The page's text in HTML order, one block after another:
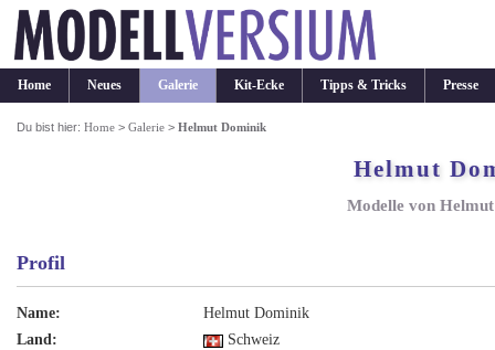
Home Neues Galerie Kit-Ecke Tipps & Tricks Presse
Du bist hier:Home >Galerie >Helmut Dominik
Helmut
Modelle von
Profil
Name:
Helmut Dominik
Land:
Schweiz